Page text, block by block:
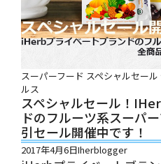
スーパーフード スペシャルセール
ルス
スペシャルセール！
ドのフルーツ系スーパ
引セール開催中です！
2017年4月6日Iherblogger